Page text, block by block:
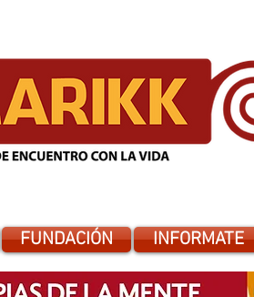
FUNDACIÓN INFORMATE